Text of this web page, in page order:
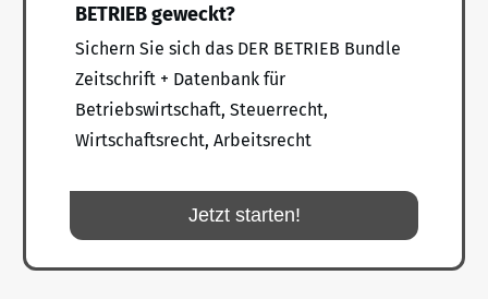
BETRIEB geweckt?
Sichern Sie sich das DER BETRIEB Bundle
Zeitschrift + Datenbank für
Betriebswirtschaft, Steuerrecht,
Wirtschaftsrecht, Arbeitsrecht
Jetzt starten!